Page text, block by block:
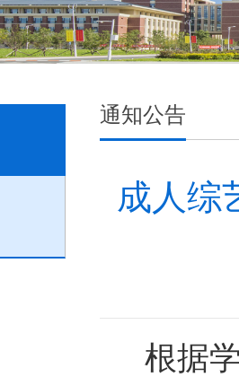
通知公告
成人综
根据